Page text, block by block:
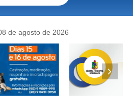
de agosto de 2026